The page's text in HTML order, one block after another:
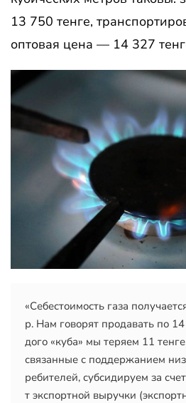
13 750 тенге,
оптовая цена — 14 327
«Себестоимость газа
р. Нам говорят продавать по 14
дого «куба» мы теряем 11
связанные с поддержанием
ребителей, субсидируем за
т экспортной выручки